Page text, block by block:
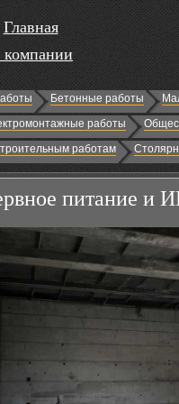
Главная
Бетонные работы
работы
работам
питание и